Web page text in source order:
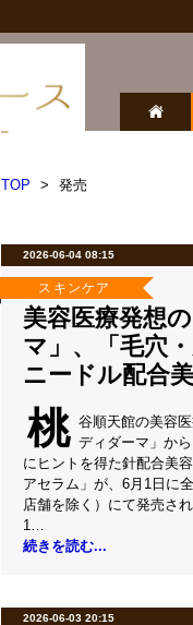
TOP > 発売
2026-06-04 08:15
スキンケア
美容医療発想
マ」、「毛穴
ニードル配合
桃 谷順天館の美容
ディダーマ」か
にヒントを得た針配合美
アセラム」が、6月1日に
店舗を除く）にて発売さ
1…
続きを読む...
2026-06-03 20:15